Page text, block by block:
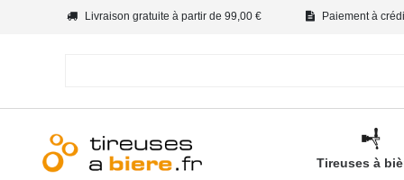
Livraison gratuite à partir de 99,00 € Paiement à
Tireuses à